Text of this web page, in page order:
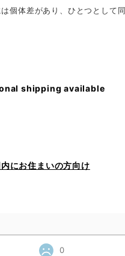
個体差があり、ひとつとして
shipping available
にお住まいの方向け
0